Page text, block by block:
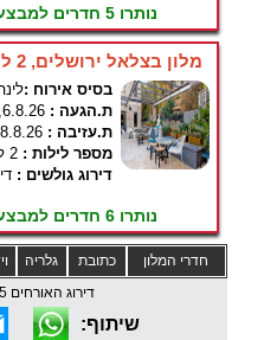
נותרו 5 חדרים למבצע זה !
מלון בצלאל ירושלים, 2 לילות ,סופ"ש
בסיס אירוח :
ת.הגעה : 6.8.26, יום חמישי
ת.עזיבה : 8.8.26, יום שבת
מספר לילות : 2 לילות
דירוג גולשים :
נותרו 6 חדרים למבצע זה !
גלריה כתובת
חדרי המלון
דירוג האורחים 8.85, 1 חוות דעת
שיתוף: